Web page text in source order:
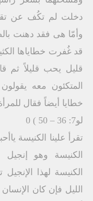
دخلت لم تكُف عن
وأمّا هى فقد دهنت
قد غُفرت خطاياها
قليل يحب قليلاً ثم
المتكئون معه
خطايا أيضاً فقال
لو7: 36 – 50 ) 0
تقرأ علينا الكنيسة
الكنيسة وهو
الكنيسة لهذا
الليل فإن كان